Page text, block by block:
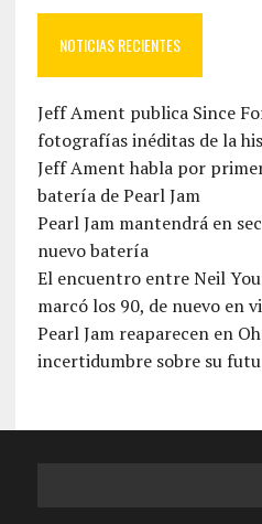
NOTICIAS RECIENTES
Jeff Ament publica Since
fotografías inéditas de la
Jeff Ament habla por
batería de Pearl Jam
Pearl Jam mantendrá en
nuevo batería
El encuentro entre Neil
marcó los 90, de nuevo en
Pearl Jam reaparecen en
incertidumbre sobre su